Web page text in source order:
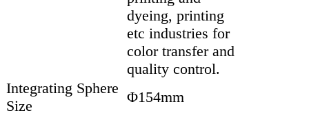
dyeing, printing
etc industries for
color transfer and
quality control.
Integrating Sphere
Size
Φ154mm